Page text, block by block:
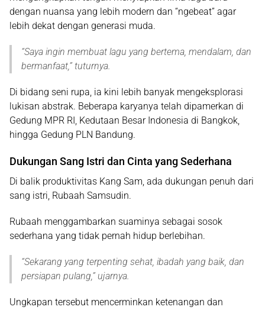
dengan nuansa yang lebih modern dan “ngebeat” agar
lebih dekat dengan generasi muda.
“Saya ingin membuat lagu yang bertema, mendalam, dan
bermanfaat,” tuturnya.
Di bidang seni rupa, ia kini lebih banyak mengeksplorasi
lukisan abstrak. Beberapa karyanya telah dipamerkan di
Gedung MPR RI, Kedutaan Besar Indonesia di Bangkok,
hingga Gedung PLN Bandung.
Dukungan Sang Istri dan Cinta yang Sederhana
Di balik produktivitas Kang Sam, ada dukungan penuh dari
sang istri, Rubaah Samsudin.
Rubaah menggambarkan suaminya sebagai sosok
sederhana yang tidak pernah hidup berlebihan.
“Sekarang yang terpenting sehat, ibadah yang baik, dan
persiapan pulang,” ujarnya.
Ungkapan tersebut mencerminkan ketenangan dan